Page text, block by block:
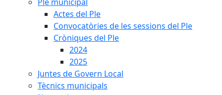
Actes del Ple
Convocatòries de les sessions del Ple
Cròniques del Ple
2024
2025
Juntes de Govern Local
Tècnics municipals